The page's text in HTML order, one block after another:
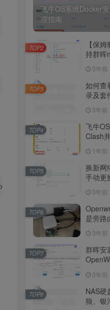
sbin
飞牛OS系统Docker
理指南
【保
持群晖
盘！3年前
TOP2
如何查
录及套
3年前
TOP3
飞牛
Clash
1年前
TOP4
换新网
手动更
3年前
TOP5
是旁路
法，
3年前
TOP6
群晖安
3年前
TOP7
NAS硬
狼、银
TOP8
5246人已阅读
飞牛OS系统Docker
理指南
【保姆
持群晖
晖
盘！3年前
如何查
录及套
3年前
飞牛
Clash
1年前
换新网
手动更
3年前
是旁路
法，性
3年前
群晖安装
旁路由
3年前